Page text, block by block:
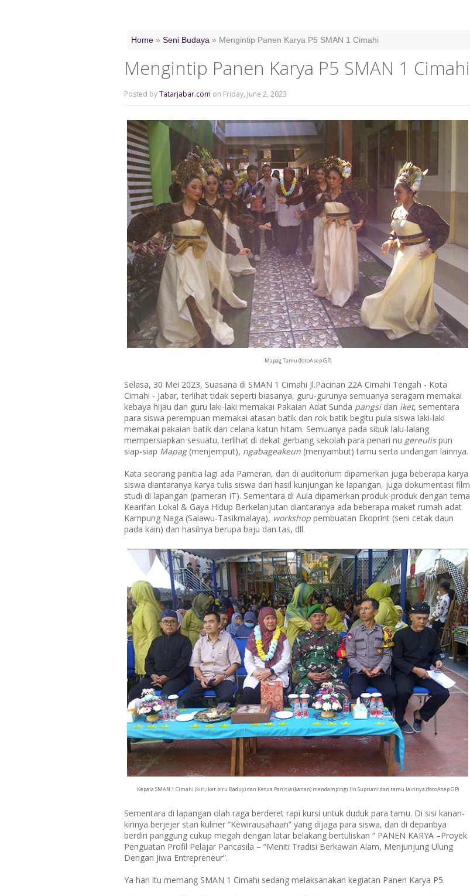
Home » Seni Budaya » Mengintip Panen Karya P5 SMAN 1 Cimahi
Mengintip Panen Karya P5 SMAN 1 Cimahi
Posted byTatarjabar.com on Friday, June 2, 2023
Mapag Tamu (fotoAsep GP)
Selasa, 30 Mei 2023, Suasana di SMAN 1 Cimahi Jl.Pacinan 22A Cimahi Tengah - Kota
Cimahi - Jabar, terlihat tidak seperti biasanya, guru-gurunya semuanya seragam memakai
kebaya hijau dan guru laki-laki memakai Pakaian Adat Sunda pangsidan iket, sementara
para siswa perempuan memakai atasan batik dan rok batik begitu pula siswa laki-laki
memakai pakaian batik dan celana katun hitam. Semuanya pada sibuk lalu-lalang
mempersiapkan sesuatu, terlihat di dekat gerbang sekolah para penari nu gereulispun
siap-siap Mapag (menjemput), ngabageakeun (menyambut) tamu serta undangan lainnya.
Kata seorang panitia lagi ada Pameran, dan di auditorium dipamerkan juga beberapa karya
siswa diantaranya karya tulis siswa dari hasil kunjungan ke lapangan, juga dokumentasi film
studi di lapangan (pameran IT). Sementara di Aula dipamerkan produk-produk dengan tema
Kearifan Lokal & Gaya Hidup Berkelanjutan diantaranya ada beberapa maket rumah adat
Kampung Naga (Salawu-Tasikmalaya), workshop pembuatan Ekoprint (seni cetak daun
pada kain) dan hasilnya berupa baju dan tas, dll.
Kepala SMAN 1 Cimahi (kiri,iket biru Baduy) dan Ketua Panitia (kanan) mendampingi Iin Supriani dan tamu lainnya (fotoAsep GP)
Sementara di lapangan olah raga berderet rapi kursi untuk duduk para tamu. Di sisi kanan-
kirinya berjejer stan kuliner “Kewirausahaan” yang dijaga para siswa, dan di depanbya
berdiri panggung cukup megah dengan latar belakang bertuliskan “ PANEN KARYA –Proyek
Penguatan Profil Pelajar Pancasila – “Meniti Tradisi Berkawan Alam, Menjunjung Ulung
Dengan Jiwa Entrepreneur”.
Ya hari itu memang SMAN 1 Cimahi sedang melaksanakan kegiatan Panen Karya P5.